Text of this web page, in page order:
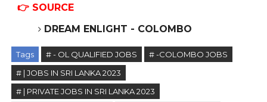
👉 SOURCE
DREAM ENLIGHT - COLOMBO
Tags # - OL QUALIFIED JOBS
# -COLOMBO JOBS
# | JOBS IN SRI LANKA 2023
# | PRIVATE JOBS IN SRI LANKA 2023